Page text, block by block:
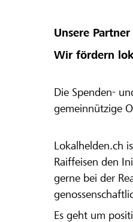
lokalhelden.ch * Unter "Bankregion" siehst du 14 Tagen
deine
angenommen oder
Winterthur
Unsere Partner
Wir fördern
Die Spenden-
gemeinnützige
Lokalhelden.ch
Raiffeisen den
gerne bei der
Es geht um